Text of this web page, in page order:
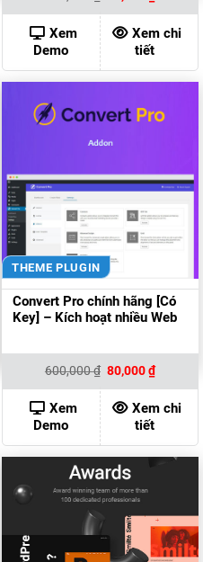
gốc
là:
600,000 ₫.
hiện
tại
là:
80,000
Xem
Demo
Xem chi
tiết
THEME PLUGIN
Convert Pro chính hãng [Có
Key] – Kích hoạt nhiều Web
600,000₫ Giá
gốc
là:
600,000 ₫.
80,000₫Giá
hiện
tại
là:
80,000
Xem
Demo
Xem chi
tiết